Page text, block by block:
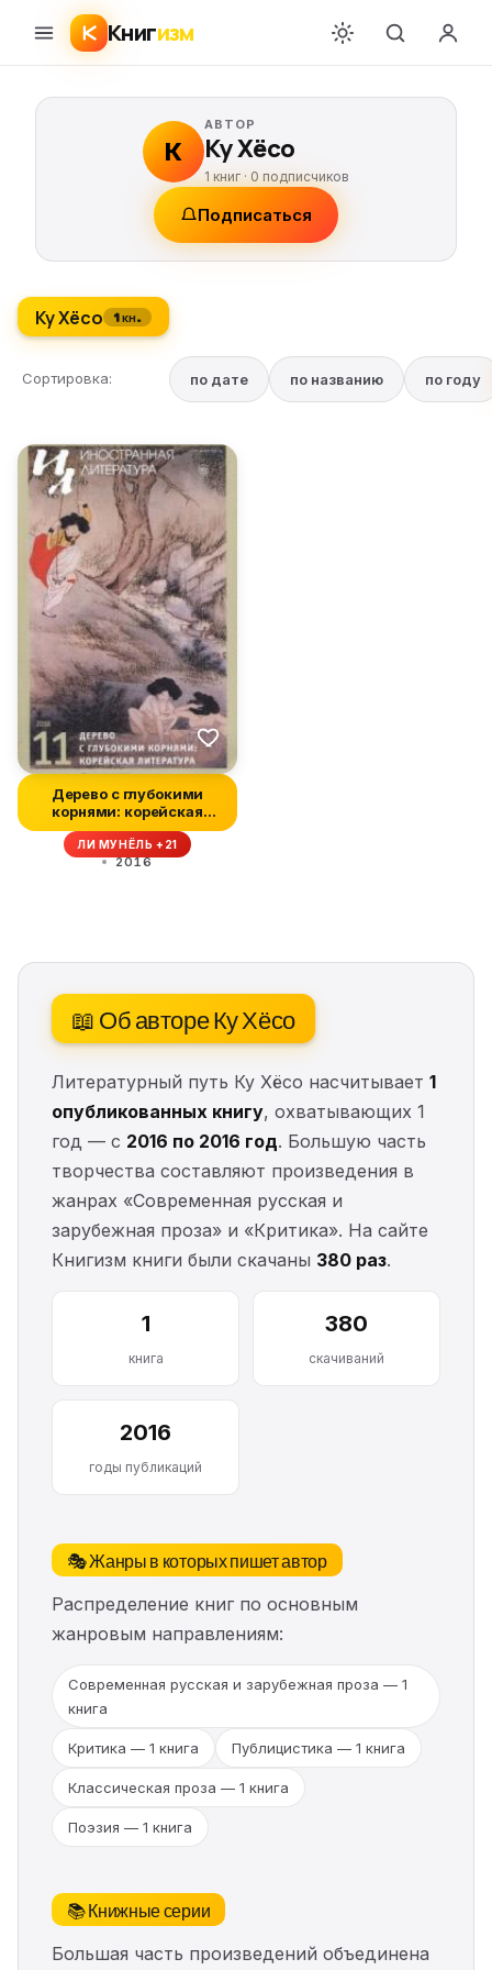
Книгизм
К
АВТОР
Ку Хёсо
1 книг · 0 подписчиков
Подписаться
Ку Хёсо 1 кн.
Сортировка: по дате по названию по году
Дерево с глубокими
корнями: корейская
литература
ЛИ МУНЁЛЬ +21
2016
📖 Об авторе Ку Хёсо
Литературный путь Ку Хёсо насчитывает 1
опубликованных книгу, охватывающих 1
год — с 2016 по 2016 год. Большую часть
творчества составляют произведения в
жанрах «Современная русская и
зарубежная проза» и «Критика». На сайте
Книгизм книги были скачаны 380 раз.
1
книга
380
скачиваний
2016
годы публикаций
🎭 Жанры в которых пишет автор
Распределение книг по основным
жанровым направлениям:
Современная русская и зарубежная проза — 1
книга
Критика — 1 книга Публицистика — 1 книга
Классическая проза — 1 книга
Поэзия — 1 книга
📚 Книжные серии
Большая часть произведений объединена